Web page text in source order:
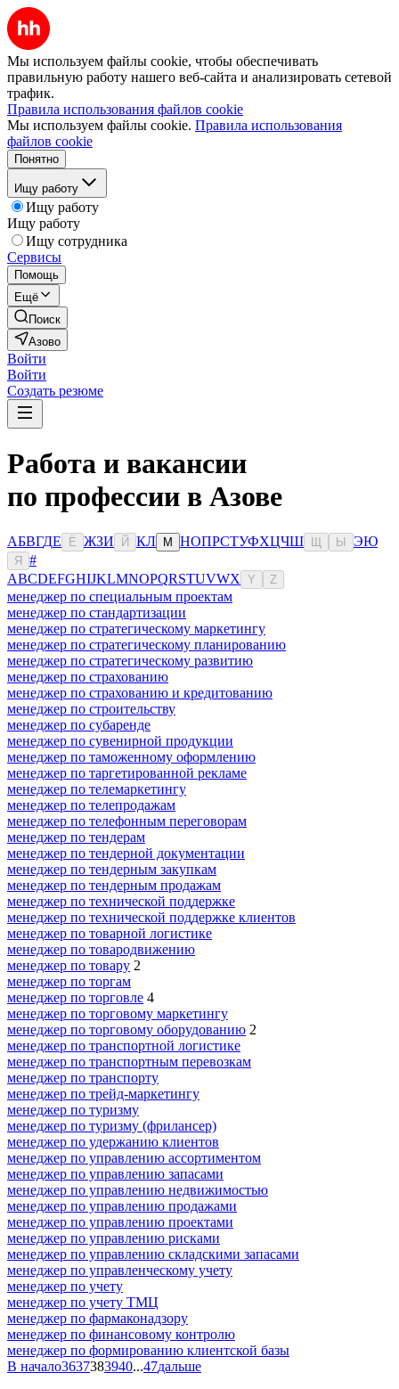
Мы используем файлы cookie, чтобы обеспечивать
правильную работу нашего веб-сайта и анализировать сетевой
трафик.
Правила использования файлов cookie
Мы используем файлы cookie. Правила использования
файлов cookie
Понятно
Ищу работу
Ищу работу
Ищу работу
Ищу сотрудника
Сервисы
Помощь
Ещё
Поиск
Азово
Войти
Войти
Создать резюме
Работа и вакансии
по профессии в Азове
АБВГДЕ Ё ЖЗИ Й КЛ М НОПРСТУФХЦЧШ Ы ЭЮ
Я
#
ABCDEFGHIJKLMNOPQRSTUVWX Y Z
менеджер по специальным проектам
менеджер по стандартизации
менеджер по стратегическому маркетингу
менеджер по стратегическому планированию
менеджер по стратегическому развитию
менеджер по страхованию
менеджер по страхованию и кредитованию
менеджер по строительству
менеджер по субаренде
менеджер по сувенирной продукции
менеджер по таможенному оформлению
менеджер по таргетированной рекламе
менеджер по телемаркетингу
менеджер по телепродажам
менеджер по телефонным переговорам
менеджер по тендерам
менеджер по тендерной документации
менеджер по тендерным закупкам
менеджер по тендерным продажам
менеджер по технической поддержке
менеджер по технической поддержке клиентов
менеджер по товарной логистике
менеджер по товародвижению
менеджер по товару 2
менеджер по торгам
менеджер по торговле 4
менеджер по торговому маркетингу
менеджер по торговому оборудованию 2
менеджер по транспортной логистике
менеджер по транспортным перевозкам
менеджер по транспорту
менеджер по трейд-маркетингу
менеджер по туризму
менеджер по туризму (фрилансер)
менеджер по удержанию клиентов
менеджер по управлению ассортиментом
менеджер по управлению запасами
менеджер по управлению недвижимостью
менеджер по управлению продажами
менеджер по управлению проектами
менеджер по управлению рисками
менеджер по управлению складскими запасами
менеджер по управленческому учету
менеджер по учету
менеджер по учету ТМЦ
менеджер по фармаконадзору
менеджер по финансовому контролю
менеджер по формированию клиентской базы
В начало3637383940...47дальше